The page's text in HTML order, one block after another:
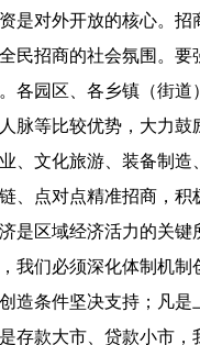
是对外开放的核心。
民招商的社会氛围。 要
各园区、各乡镇（街
脉等比较优势，大力
、文化旅游、装备制
、点对点精准招商，
是区域经济活力的关键
我们必须深化体制机
造条件坚决支持；凡
存款大市、贷款小市